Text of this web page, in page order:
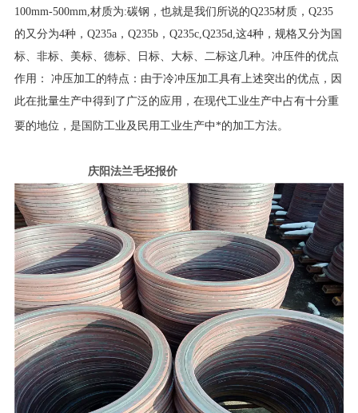
100mm-500mm,材质为:碳钢，也就是我们所说的Q235材质，Q235
的又分为4种，Q235a，Q235b，Q235c,Q235d,这4种，规格又分为国
标、非标、美标、德标、日标、大标、二标这几种。冲压件的优点
作用： 冲压加工的特点：由于冷冲压加工具有上述突出的优点，因
此在批量生产中得到了广泛的应用，在现代工业生产中占有十分重
要的地位，是国防工业及民用工业生产中*的加工方法。
庆阳法兰毛坯报价